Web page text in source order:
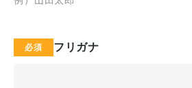
フリガナ